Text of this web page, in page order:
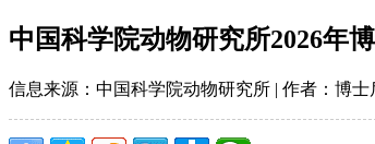
中国科学院动物研究所2026年
信息来源：中国科学院动物研究所 | 作者：博士